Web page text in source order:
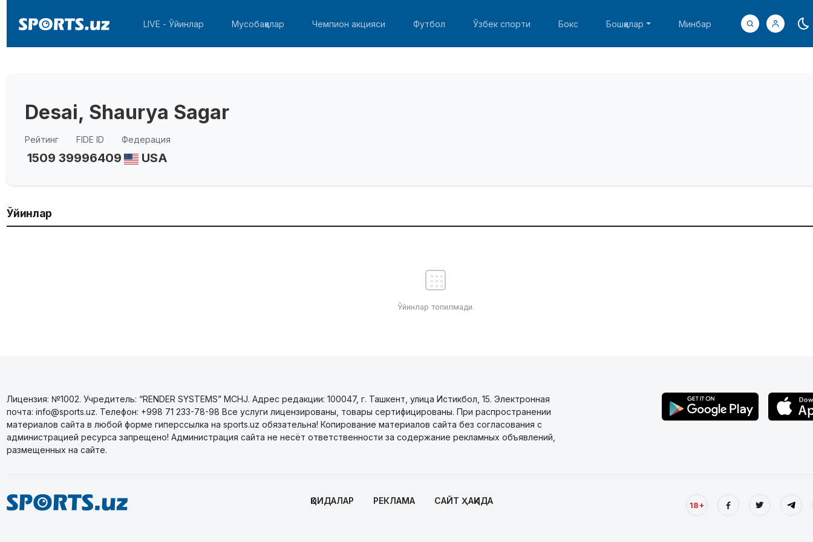
LIVE - Ўйинлар Мусобақалар Чемпион акцияси Футбол Ўзбек спорти Бокс Бошқалар Минбар
Desai, Shaurya Sagar
Рейтинг
1509
FIDE ID
39996409
Федерация
USA
Ўйинлар
Ўйинлар топилмади.
Лицензия: №1002. Учредитель: “RENDER SYSTEMS” MCHJ. Адрес редакции: 100047, г. Ташкент, улица Истикбол, 15. Электронная
почта: info@sports.uz. Телефон: +998 71 233-78-98 Все услуги лицензированы, товары сертифицированы. При распространении
материалов сайта в любой форме гиперссылка на sports.uz обязательна! Копирование материалов сайта без согласования с
администрацией ресурса запрещено! Администрация сайта не несёт ответственности за содержание рекламных объявлений,
размещенных на сайте.
ҚОИДАЛАР РЕКЛАМА САЙТ ҲАҚИДА 18+